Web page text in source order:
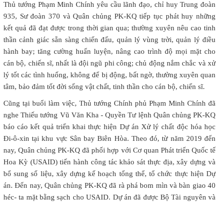
Thủ tướng Phạm Minh Chính yêu cầu lãnh đạo, chỉ huy Trung đoàn
935, Sư đoàn 370 và Quân chủng PK-KQ tiếp tục phát huy những
kết quả đã đạt được trong thời gian qua; thường xuyên nêu cao tinh
thần cảnh giác sẵn sàng chiến đấu, quản lý vùng trời, quản lý điều
hành bay; tăng cường huấn luyện, nâng cao trình độ mọi mặt cho
cán bộ, chiến sĩ, nhất là đội ngũ phi công; chủ động nắm chắc và xử
lý tốt các tình huống, không để bị động, bất ngờ, thường xuyên quan
tâm, bảo đảm tốt đời sống vật chất, tinh thần cho cán bộ, chiến sĩ.
Cũng tại buổi làm việc, Thủ tướng Chính phủ Phạm Minh Chính đã
nghe Thiếu tướng Vũ Văn Kha - Quyền Tư lệnh Quân chủng PK-KQ
báo cáo kết quả triển khai thực hiện Dự án Xử lý chất độc hóa học
Đi-ô-xin tại khu vực Sân bay Biên Hòa. Theo đó, từ năm 2019 đến
nay, Quân chủng PK-KQ đã phối hợp với Cơ quan Phát triển Quốc tế
Hoa Kỳ (USAID) tiến hành công tác khảo sát thực địa, xây dựng và
bổ sung số liệu, xây dựng kế hoạch tổng thể, tổ chức thực hiện Dự
án. Đến nay, Quân chủng PK-KQ đã rà phá bom mìn và bàn giao 40
héc- ta mặt bằng sạch cho USAID. Dự án đã được Bộ Tài nguyên và